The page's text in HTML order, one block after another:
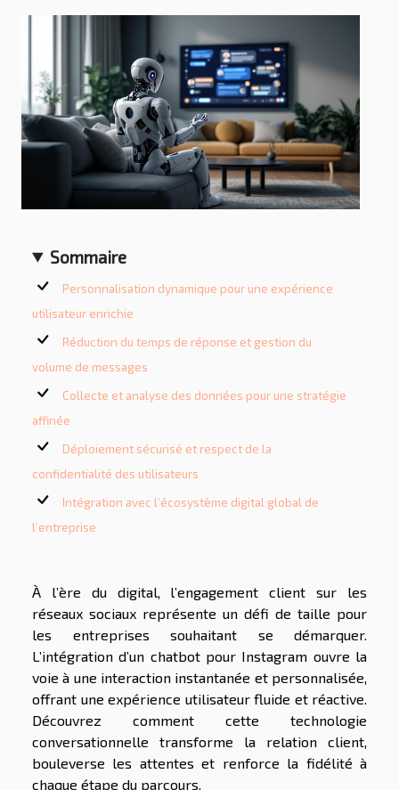
Sommaire
Personnalisation dynamique pour une expérience
utilisateur enrichie
Réduction du temps de réponse et gestion du
volume de messages
Collecte et analyse des données pour une stratégie
affinée
Déploiement sécurisé et respect de la
confidentialité des utilisateurs
Intégration avec l’écosystème digital global de
l’entreprise
À l’ère du digital, l’engagement client sur les
réseaux sociaux représente un défi de taille pour
les entreprises souhaitant se démarquer.
L’intégration d’un chatbot pour Instagram ouvre la
voie à une interaction instantanée et personnalisée,
offrant une expérience utilisateur fluide et réactive.
Découvrez comment cette technologie
conversationnelle transforme la relation client,
bouleverse les attentes et renforce la fidélité à
chaque étape du parcours.